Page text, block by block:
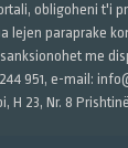
obligoheni t'i
lejen paraprake
me
951, e-mail:
H 23, Nr. 8